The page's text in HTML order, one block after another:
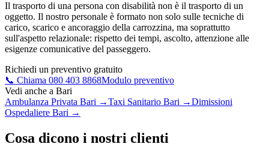
Il trasporto di una persona con disabilità non è il trasporto di un
oggetto. Il nostro personale è formato non solo sulle tecniche di
carico, scarico e ancoraggio della carrozzina, ma soprattutto
sull'aspetto relazionale: rispetto dei tempi, ascolto, attenzione alle
esigenze comunicative del passeggero.
Richiedi un preventivo gratuito
📞 Chiama 080 403 8868Modulo preventivo
Vedi anche a Bari
Ambulanza Privata Bari →Taxi Sanitario Bari →Dimissioni
Ospedaliere Bari →
Cosa dicono i nostri clienti